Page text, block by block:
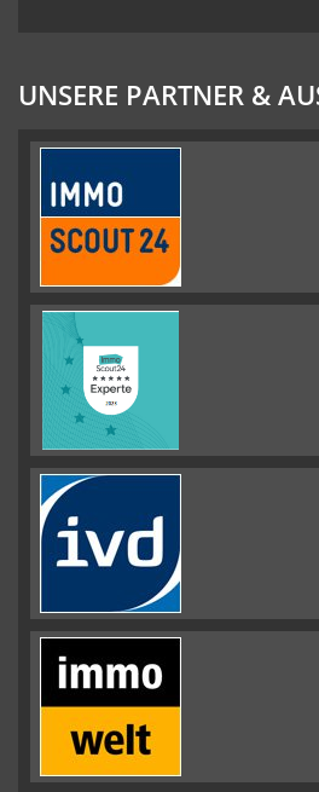
UNSERE PARTNER &